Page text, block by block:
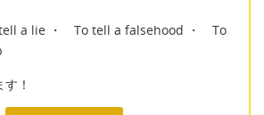
a lie ・ To tell a falsehood ・ To
！